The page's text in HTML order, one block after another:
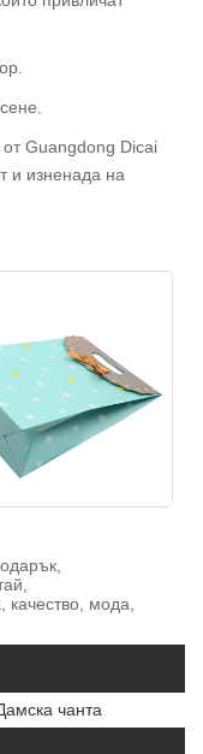
Guangdong Dicai
и изненада на
мода,
чанта